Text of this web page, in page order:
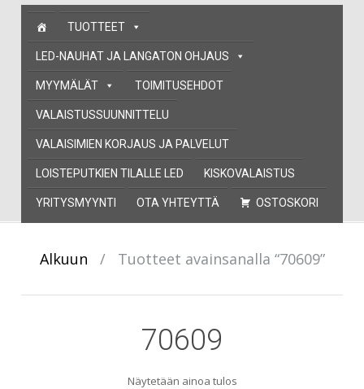
Skip
content
TUOTTEET
LED-NAUHAT JA LANGATON OHJAUS
MYYMÄLÄT TOIMITUSEHDOT
VALAISTUSSUUNNITTELU
VALAISIMIEN KORJAUS JA PALVELUT
LOISTEPUTKIEN TILALLE LED KISKOVALAISTUS
YRITYSMYYNTI OTA YHTEYTTÄ OSTOSKORI
Alkuun / Tuotteet avainsanalla “70609”
70609
Näytetään ainoa tulos